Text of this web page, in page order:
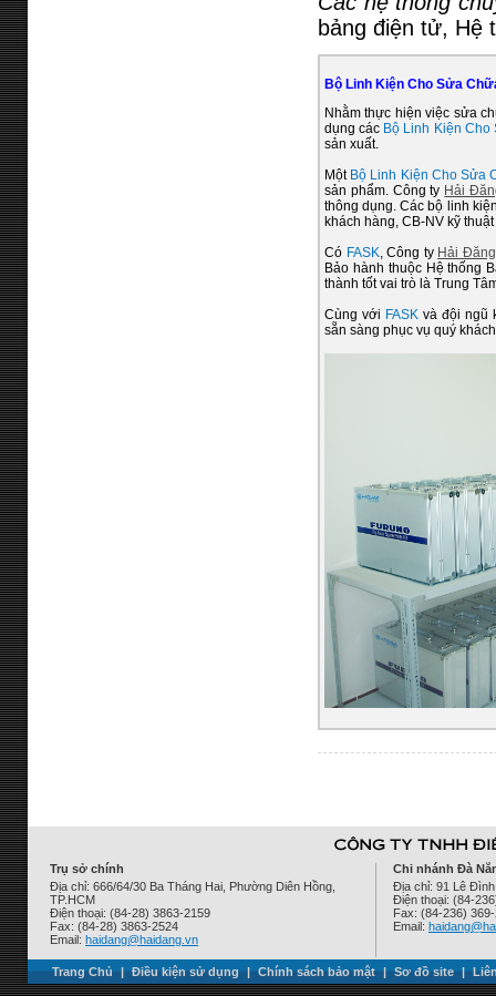
bảng điện tử, Hệ
Bộ Linh Kiện Cho Sửa
Nhằm thực hiện việc sửa
dụng các Bộ Linh Kiện
sản xuất.
Một Bộ Linh Kiện Cho Sửa
sản phẩm. Công ty Hải
thông dụng. Các bộ linh
khách hàng, CB-NV kỹ
Có FASK, Công ty Hải Đăng
Bảo hành thuộc Hệ thống
thành tốt vai trò là Trung
Cùng với FASK và đội ngũ
sẵn sàng phục vụ quý
Trụ sở chính
Địa chỉ: 666/64/30 Ba Tháng Hai, Phường Diên Hồng,
TP.HCM
Điện thoại: (84-28) 3863-2159
Fax: (84-28) 3863-2524
Email: haidang@haidang.vn
Chi nhánh Đà
Địa chỉ: 91 Lê
Điện thoại: (84-
Fax: (84-236)
Email:
Trang Chủ | Điều kiện sử dụng | Chính sách bảo mật | Sơ đồ site |